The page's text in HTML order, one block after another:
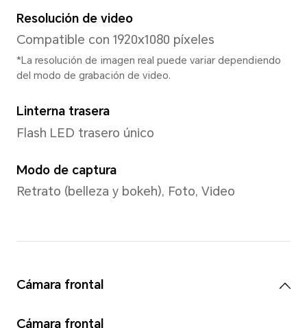
Frecuencia dominante de
2*A75 2.0GHz + 6*A55
*La frecuencia real puede
GPU
ARM Mail G52 MC2